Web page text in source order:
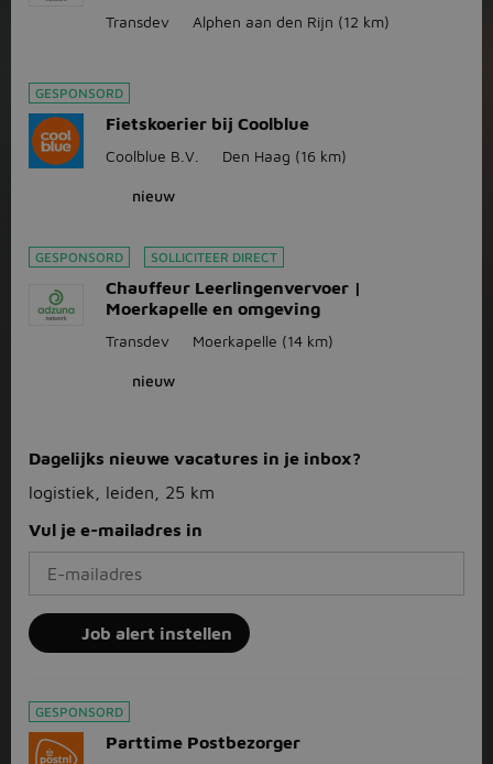
Transdev Alphen aan den Rijn (12 km)
GESPONSORD
Fietskoerier bij Coolblue
Coolblue B.V. Den Haag (16 km)
nieuw
GESPONSORD SOLLICITEER DIRECT
Chauffeur Leerlingenvervoer |
Moerkapelle en omgeving
Transdev Moerkapelle (14 km)
nieuw
Dagelijks nieuwe vacatures in je inbox?
logistiek, leiden, 25 km
Vul je e-mailadres in
Job alert instellen
GESPONSORD
Parttime Postbezorger